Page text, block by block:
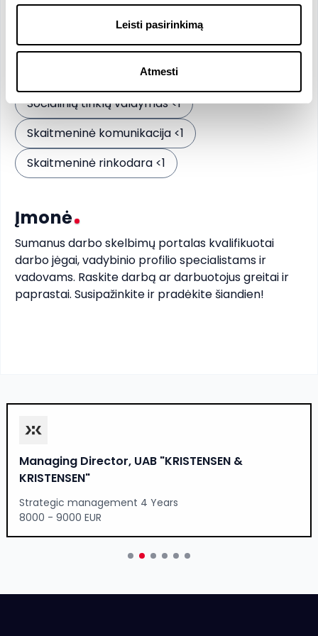
Leisti pasirinkimą
Atmesti
Klientų aptarnavimas <1
Socialinių tinklų valdymas <1
Skaitmeninė komunikacija <1
Skaitmeninė rinkodara <1
Įmonė
Sumanus darbo skelbimų portalas kvalifikuotai
darbo jėgai, vadybinio profilio specialistams ir
vadovams. Raskite darbą ar darbuotojus greitai ir
paprastai. Susipažinkite ir pradėkite šiandien!
Managing Director, UAB "KRISTENSEN &
KRISTENSEN"
Strategic management 4 Years
8000 - 9000 EUR